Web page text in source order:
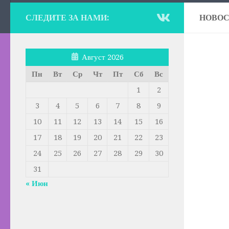
СЛЕДИТЕ ЗА НАМИ:
Август 2026
Пн
Вт Ср Чт Пт Сб
Вс
1
2
3
4 5 6 7 8
9
10
11 12 13 14 15
16
17
18 19 20 21 22
23
24
25 26 27 28 29
30
31
« Июн